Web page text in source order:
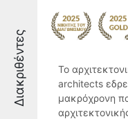
Διακριθέντες
Το
architects
μακρόχρονη